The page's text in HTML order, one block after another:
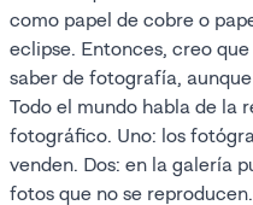
como papel de cobre o
eclipse. Entonces, creo
saber de fotografía,
Todo el mundo habla de la
fotográfico. Uno: los
venden. Dos: en la galería
fotos que no se